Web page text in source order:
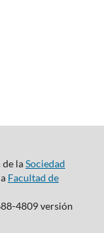
laSociedad
Facultad de
4809 versión